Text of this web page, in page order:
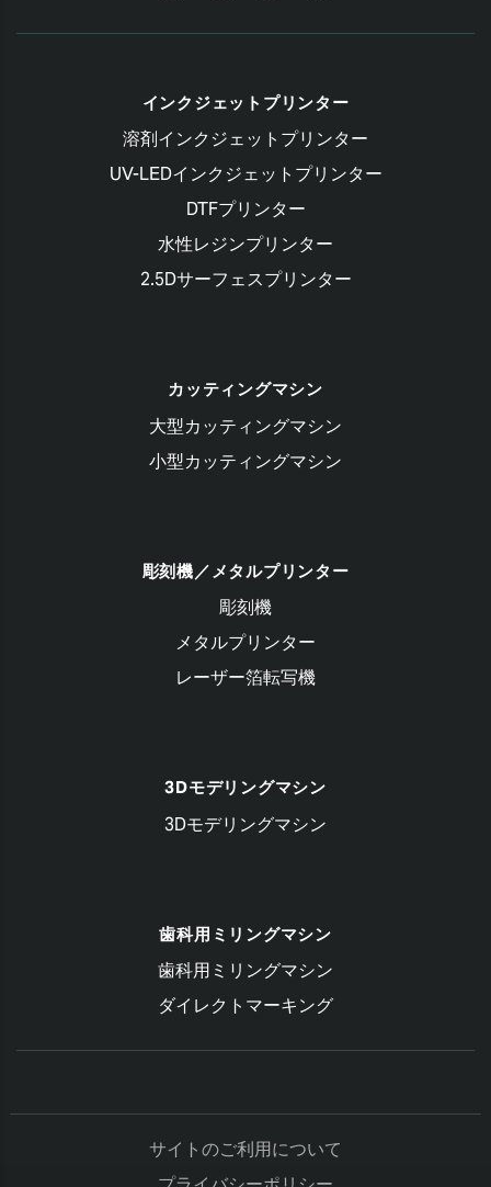
インクジェットプリンター
溶剤インクジェットプリンター
UV-LEDインクジェットプリンター
DTFプリンター
水性レジンプリンター
2.5Dサーフェスプリンター
カッティングマシン
大型カッティングマシン
小型カッティングマシン
彫刻機／メタルプリンター
彫刻機
メタルプリンター
レーザー箔転写機
3Dモデリングマシン
3Dモデリングマシン
歯科用ミリングマシン
歯科用ミリングマシン
ダイレクトマーキング
サイトのご利用について